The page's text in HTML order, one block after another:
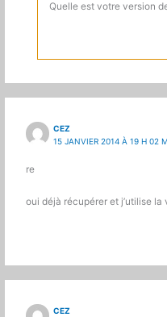
Quelle est votre version
CEZ
15 JANVIER 2014 À 19 H 02
re
oui déjà récupérer et j’utilise la
CEZ